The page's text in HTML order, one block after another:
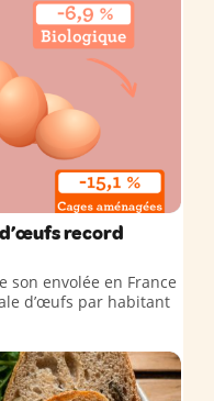
record
son envolée en France
d’œufs par habitant